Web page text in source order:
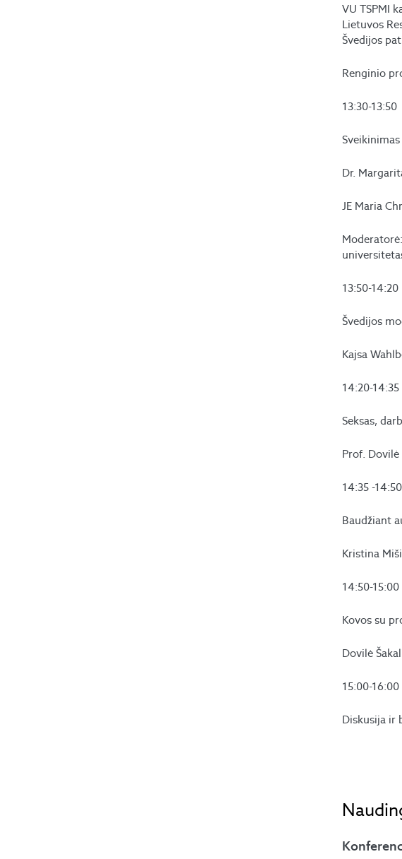
VU TSPMI
Lietuvos
Švedijos
Renginio
13:30-13:50
Dr.
JE Maria
13:50-14:20
Švedijos
Kajsa
14:20-14:35
Seksas,
Prof.
14:35 -14:50
Baudžiant
Kristina
14:50-15:00
Kovos su
Dovilė
15:00-16:00
Diskusija ir